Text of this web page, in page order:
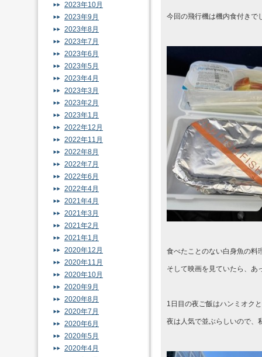
今回の飛行機は機内食付きで
食べたことのない白身魚の料
そして映画を見ていたら、あ
1日目の夜ご飯はハンミオク
夜は人気で並ぶらしいので、
2023年10月
2023年9月
2023年8月
2023年7月
2023年6月
2023年5月
2023年4月
2023年3月
2023年2月
2023年1月
2022年12月
2022年11月
2022年8月
2022年7月
2022年6月
2022年4月
2021年4月
2021年3月
2021年2月
2021年1月
2020年12月
2020年11月
2020年10月
2020年9月
2020年8月
2020年7月
2020年6月
2020年5月
2020年4月